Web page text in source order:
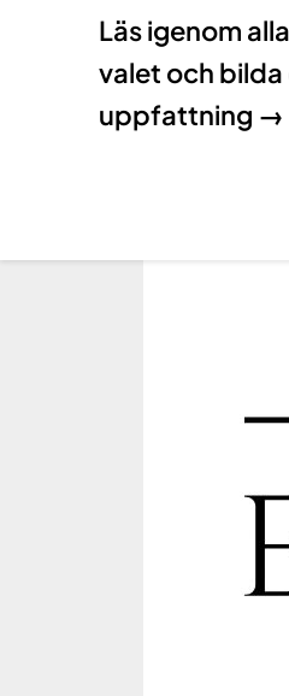
Läs igenom
valet och bilda
uppfattning →